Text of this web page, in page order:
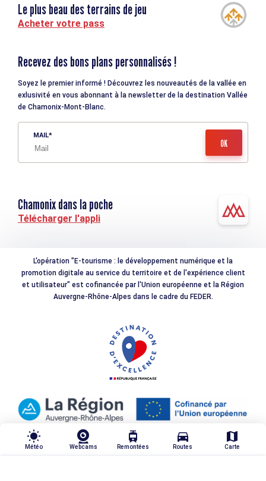
Le plus beau des terrains de jeu
Acheter votre pass
Recevez des bons plans personnalisés !
Soyez le premier informé ! Découvrez les nouveautés de la vallée en
exlusivité en vous abonnant à la newsletter de la destination Vallée
de Chamonix-Mont-Blanc.
MAIL
Chamonix dans la poche
Télécharger l'appli
L'opération "E-tourisme : le développement numérique et la
promotion digitale au service du territoire et de l'expérience client
et utilisateur" est cofinancée par l'Union européenne et la Région
Auvergne-Rhône-Alpes dans le cadre du FEDER.
wb_sunny
Météo Webcams
tram
Remontées
directions_car
Routes
map
Carte